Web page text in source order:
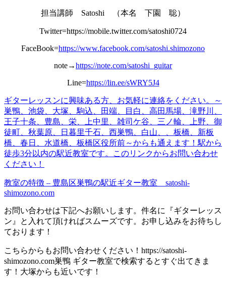
担当講師 Satoshi （本名 下園 聡）
Twitter=https://mobile.twitter.com/satoshi0724
FaceBook=https://www.facebook.com/satoshi.shimozono
note→https://note.com/satoshi_guitar
Line=https://lin.ee/sWRY5J4
ギターレッスンに興味ある方、お気軽に連絡をください。
～
巣鴨、池袋、大塚、駒込、田端、目白、高田馬場、滝野川、
王子十条、豊島、栄、上中里、雑司ケ谷、三ノ輪、上野、御
徒町、秋葉原、日暮里千石、西巣鴨、白山、、板橋、新板
橋、春日、水道橋、板橋区役所前～からも通えます！ 駅から
徒歩3分以内の駅近教室です。
このリンクからお問い合わせ
ください！
教室の特徴 – 豊島区巣鴨の駅近ギター教室 satoshi-
shimozono.com
お問い合わせは下記へお願いします。件名に『ギターレッス
ン』と入れて頂ければスムーズです。お申し込みをお待ちし
ております！
こちらからもお問い合わせください！https://satoshi-
shimozono.com巣鴨 ギター教室で検索するとすぐ出てきま
す！大塚からも近いです！